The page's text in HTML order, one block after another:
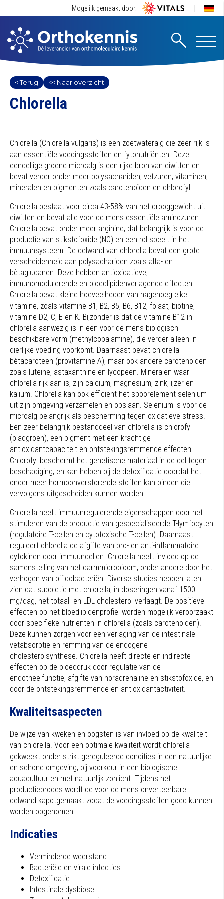
Mogelijk gemaakt door:
< Terug << Naar overzicht
Chlorella
Chlorella (Chlorella vulgaris) is een zoetwateralg die zeer rijk is
aan essentiële voedingsstoffen en fytonutriënten. Deze
eencellige groene microalg is een rijke bron van eiwitten en
bevat verder onder meer polysachariden, vetzuren, vitaminen,
mineralen en pigmenten zoals carotenoïden en chlorofyl.
Chlorella bestaat voor circa 43-58% van het drooggewicht uit
eiwitten en bevat alle voor de mens essentiële aminozuren.
Chlorella bevat onder meer arginine, dat belangrijk is voor de
productie van stikstofoxide (NO) en een rol speelt in het
immuunsysteem. De celwand van chlorella bevat een grote
verscheidenheid aan polysachariden zoals alfa- en
bètaglucanen. Deze hebben antioxidatieve,
immunomodulerende en bloedlipidenverlagende effecten.
Chlorella bevat kleine hoeveelheden van nagenoeg elke
vitamine, zoals vitamine B1, B2, B5, B6, B12, folaat, biotine,
vitamine D2, C, E en K. Bijzonder is dat de vitamine B12 in
chlorella aanwezig is in een voor de mens biologisch
beschikbare vorm (methylcobalamine), die verder alleen in
dierlijke voeding voorkomt. Daarnaast bevat chlorella
bètacaroteen (provitamine A), maar ook andere carotenoïden
zoals luteïne, astaxanthine en lycopeen. Mineralen waar
chlorella rijk aan is, zijn calcium, magnesium, zink, ijzer en
kalium. Chlorella kan ook efficiënt het spoorelement selenium
uit zijn omgeving verzamelen en opslaan. Selenium is voor de
microalg belangrijk als bescherming tegen oxidatieve stress.
Een zeer belangrijk bestanddeel van chlorella is chlorofyl
(bladgroen), een pigment met een krachtige
antioxidantcapaciteit en ontstekingsremmende effecten.
Chlorofyl beschermt het genetische materiaal in de cel tegen
beschadiging, en kan helpen bij de detoxificatie doordat het
onder meer hormoonverstorende stoffen kan binden die
vervolgens uitgescheiden kunnen worden.
Chlorella heeft immuunregulerende eigenschappen door het
stimuleren van de productie van gespecialiseerde T-lymfocyten
(regulatoire T-cellen en cytotoxische T-cellen). Daarnaast
reguleert chlorella de afgifte van pro- en anti-inflammatoire
cytokinen door immuuncellen. Chlorella heeft invloed op de
samenstelling van het darmmicrobioom, onder andere door het
verhogen van bifidobacteriën. Diverse studies hebben laten
zien dat suppletie met chlorella, in doseringen vanaf 1500
mg/dag, het totaal- en LDL-cholesterol verlaagt. De positieve
effecten op het bloedlipidenprofiel worden mogelijk veroorzaakt
door specifieke nutriënten in chlorella (zoals carotenoïden).
Deze kunnen zorgen voor een verlaging van de intestinale
vetabsorptie en remming van de endogene
cholesterolsynthese. Chlorella heeft directe en indirecte
effecten op de bloeddruk door regulatie van de
endotheelfunctie, afgifte van noradrenaline en stikstofoxide, en
door de ontstekingsremmende en antioxidantactiviteit.
Kwaliteitsaspecten
De wijze van kweken en oogsten is van invloed op de kwaliteit
van chlorella. Voor een optimale kwaliteit wordt chlorella
gekweekt onder strikt gereguleerde condities in een natuurlijke
en schone omgeving, bij voorkeur in een biologische
aquacultuur en met natuurlijk zonlicht. Tijdens het
productieproces wordt de voor de mens onverteerbare
celwand kapotgemaakt zodat de voedingsstoffen goed kunnen
worden opgenomen.
Indicaties
Verminderde weerstand
Bacteriële en virale infecties
Detoxificatie
Intestinale dysbiose